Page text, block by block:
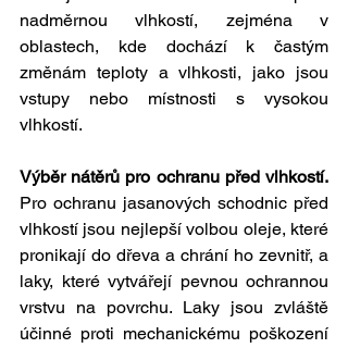
nadměrnou vlhkostí, zejména v
oblastech, kde dochází k častým
změnám teploty a vlhkosti, jako jsou
vstupy nebo místnosti s vysokou
vlhkostí.
Pro ochranu jasanových schodnic před
vlhkostí jsou nejlepší volbou oleje, které
pronikají do dřeva a chrání ho zevnitř, a
laky, které vytvářejí pevnou ochrannou
vrstvu na povrchu. Laky jsou zvláště
účinné proti mechanickému poškození